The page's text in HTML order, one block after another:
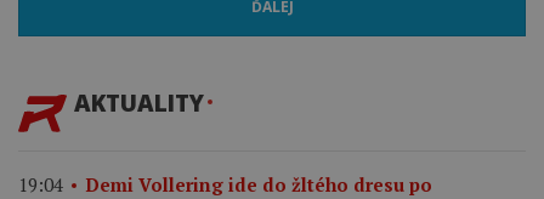
ĎALEJ
AKTUALITY
19:04
Demi Vollering ide do žltého dresu po